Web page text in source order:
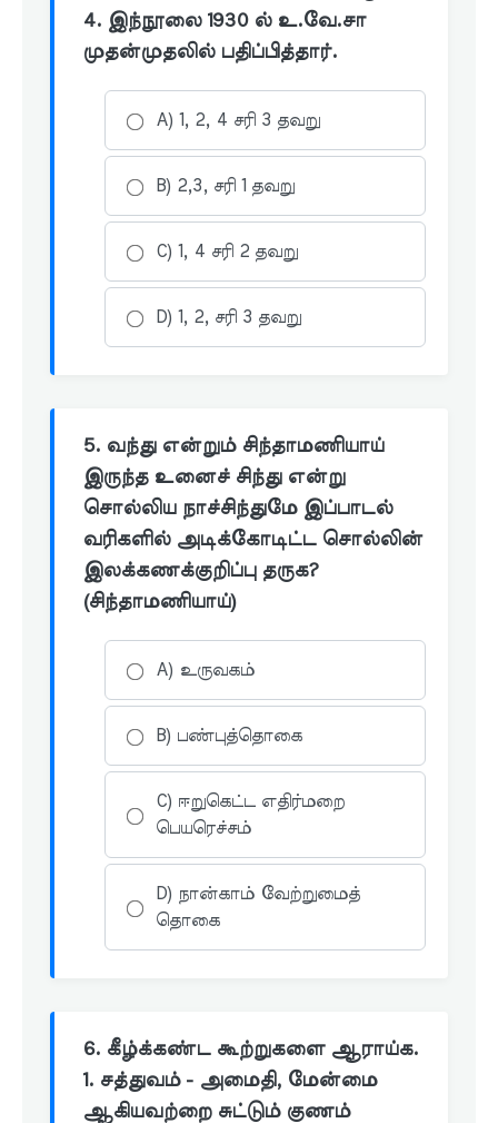
4. இந்நூலை 1930 ல் உ.வே.சா
முதன்முதலில் பதிப்பித்தார்.
A) 1, 2, 4 சரி 3 தவறு
B) 2,3, சரி 1 தவறு
C) 1, 4 சரி 2 தவறு
D) 1, 2, சரி 3 தவறு
5. வந்து என்றும் சிந்தாமணியாய்
இருந்த உனைச் சிந்து என்று
சொல்லிய நாச்சிந்துமே இப்பாடல்
வரிகளில் அடிக்கோடிட்ட சொல்லின்
இலக்கணக்குறிப்பு தருக?
(சிந்தாமணியாய்)
A) உருவகம்
B) பண்புத்தொகை
C) ஈறுகெட்ட எதிர்மறை
பெயரெச்சம்
D) நான்காம் வேற்றுமைத்
தொகை
6. கீழ்க்கண்ட கூற்றுகளை ஆராய்க.
1. சத்துவம் - அமைதி, மேன்மை
ஆகியவற்றை சுட்டும் குணம்